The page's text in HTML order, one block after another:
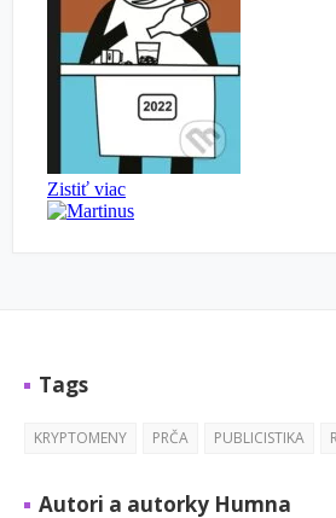
Tags
KRYPTOMENY PRČA PUBLICISTIKA
Autori a autorky Humna